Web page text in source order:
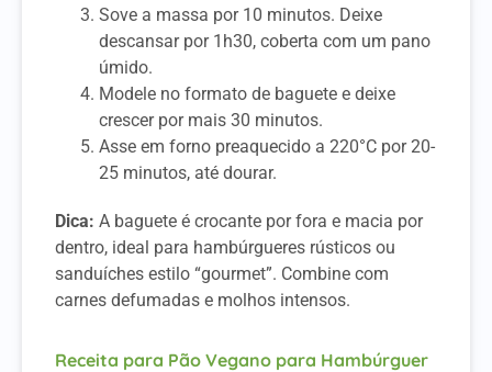
Sove a massa por 10 minutos. Deixe
descansar por 1h30, coberta com um pano
úmido.
Modele no formato de baguete e deixe
crescer por mais 30 minutos.
Asse em forno preaquecido a 220°C por 20-
25 minutos, até dourar.
Dica: A baguete é crocante por fora e macia por
dentro, ideal para hambúrgueres rústicos ou
sanduíches estilo “gourmet”. Combine com
carnes defumadas e molhos intensos.
Receita para Pão Vegano para Hambúrguer